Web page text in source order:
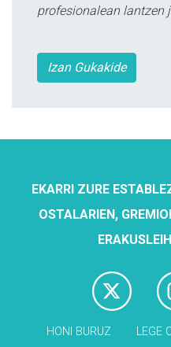
profesionalean lantzen
Izan Gukakide
EKARRI ZURE
OSTALARIEN,
HONI BURUZ LEGE